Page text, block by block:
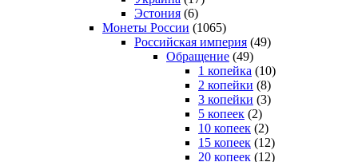
Эстония (6)
Монеты России (1065)
Российская империя (49)
Обращение (49)
1 копейка (10)
2 копейки (8)
3 копейки (3)
5 копеек (2)
10 копеек (2)
15 копеек (12)
20 копеек (12)